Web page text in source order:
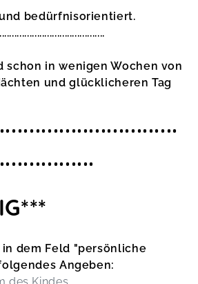
bedürfnisorientiert.
schon in wenigen Wochen von
und glücklicheren Tag
in dem Feld "persönliche
Angeben: